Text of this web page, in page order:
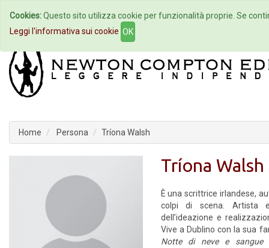
Home Autori Eventi
Home Persona Tríona Walsh
Tríona Walsh
È una scrittrice irlandese,
colpi di scena. Artista
dell’ideazione e
Vive a Dublino con la sua
Notte di neve e sangue
Cookies:Questo sito utilizza cookie per funzionalità proprie. Se
Leggi l'informativa sui cookie OK